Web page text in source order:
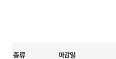
종류 마감일